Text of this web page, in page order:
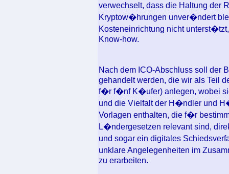
verwechselt, dass die Haltung der
Kryptow�hrungen unver�ndert
Kosteneinrichtung nicht
Know-how.
Nach dem ICO-Abschluss soll der
gehandelt werden, die wir als Teil
f�r f�nf K�ufer) anlegen, wobei
und die Vielfalt der H�ndler und
Vorlagen enthalten, die f�r
L�ndergesetzen relevant sind,
und sogar ein digitales
unklare Angelegenheiten im
zu erarbeiten.